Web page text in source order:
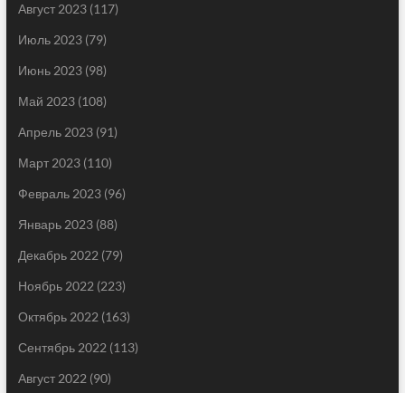
Август 2023(117)
Июль 2023(79)
Июнь 2023(98)
Май 2023(108)
Апрель 2023(91)
Март 2023(110)
Февраль 2023(96)
Январь 2023(88)
Декабрь 2022 (79)
Ноябрь 2022 (223)
Октябрь 2022 (163)
Сентябрь 2022 (113)
Август 2022 (90)